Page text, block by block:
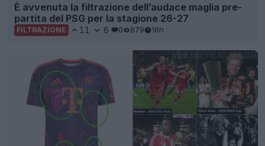
È avvenuta la filtrazione dell’audace maglia pre-
partita del PSG per la stagione 26-27
FILTRAZIONE 11 6 0 879 16h